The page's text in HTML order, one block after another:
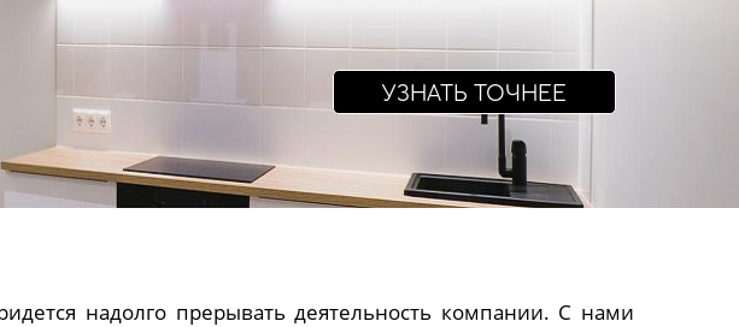
УЗНАТЬ ТОЧНЕЕ
надолго прерывать деятельность компании. С нами